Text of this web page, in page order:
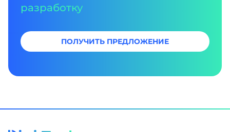
разработку
ПОЛУЧИТЬ ПРЕДЛОЖЕНИЕ